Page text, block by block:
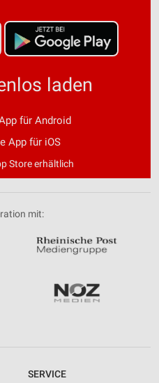
laden
für Android
App für iOS
Store erhältlich
mit:
SERVICE